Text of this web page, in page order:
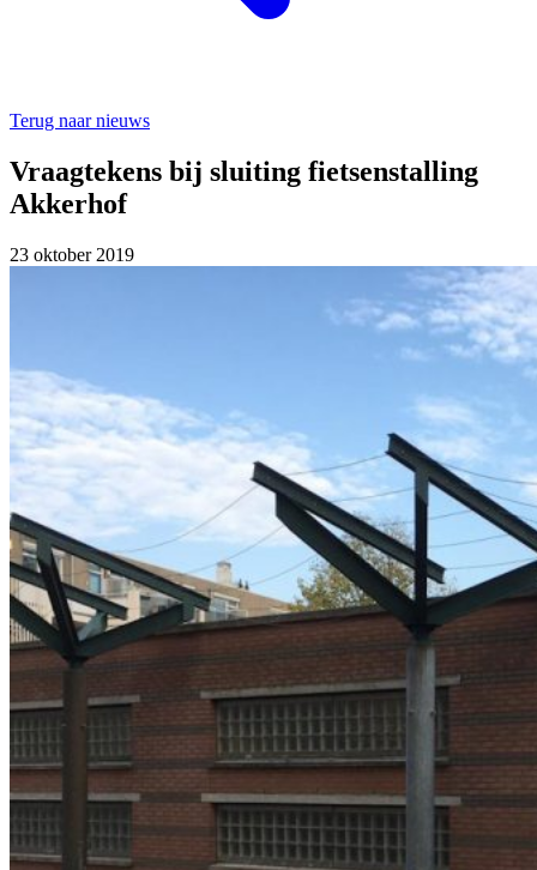
Terug naar nieuws
Vraagtekens bij sluiting fietsenstalling
Akkerhof
23 oktober 2019